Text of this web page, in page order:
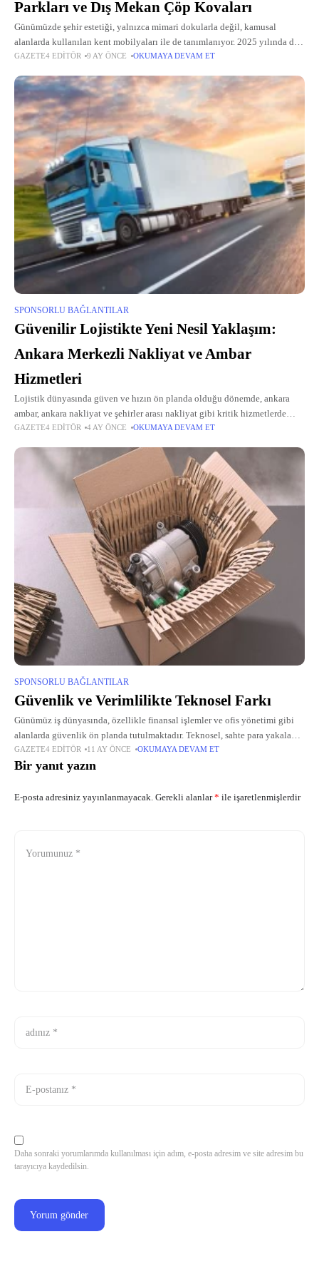
Parkları ve Dış Mekan Çöp Kovaları
Günümüzde şehir estetiği, yalnızca mimari dokularla değil, kamusal
alanlarda kullanılan kent mobilyaları ile de tanımlanıyor. 2025 yılında dış
mekân tasarımlarında öne çıkan yeni anlayış, doğayla uyumlu, dayanıklı
GAZETE4 EDITÖR 9 AY ÖNCE OKUMAYA DEVAM ET
SPONSORLU BAĞLANTILAR
Güvenilir Lojistikte Yeni Nesil Yaklaşım:
Ankara Merkezli Nakliyat ve Ambar
Hizmetleri
Lojistik dünyasında güven ve hızın ön planda olduğu dönemde, ankara
ambar, ankara nakliyat ve şehirler arası nakliyat gibi kritik hizmetlerde
uzmanlaşmış firmalar büyük talep görüyor. Ankara merkezli olarak
GAZETE4 EDITÖR 4 AY ÖNCE OKUMAYA DEVAM ET
SPONSORLU BAĞLANTILAR
Güvenlik ve Verimlilikte Teknosel Farkı
Günümüz iş dünyasında, özellikle finansal işlemler ve ofis yönetimi gibi
alanlarda güvenlik ön planda tutulmaktadır. Teknosel, sahte para yakalama
ve para sayma sistemleri gibi yenilikçi çözümleriyle tanınan bir marka
olarak,
GAZETE4 EDITÖR 11 AY ÖNCE OKUMAYA DEVAM ET
Bir yanıt yazın
E-posta adresiniz yayınlanmayacak. Gerekli alanlar* ile işaretlenmişlerdir
Daha sonraki yorumlarımda kullanılması için adım, e-posta adresim ve site adresim bu
tarayıcıya kaydedilsin.